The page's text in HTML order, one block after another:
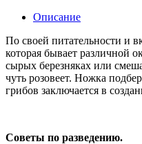
Описание
По своей питательности и
которая бывает различной
сырых березняках или
чуть розовеет. Ножка
грибов заключается в
Советы по разведению.